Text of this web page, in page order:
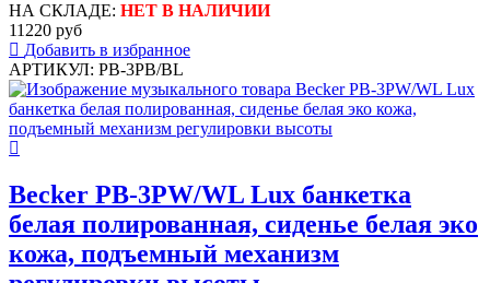
НА СКЛАДЕ: НЕТ В НАЛИЧИИ
11220 руб
Добавить в избранное
АРТИКУЛ: PB-3PB/BL
Becker PB-3PW/WL Lux банкетка
белая полированная, сиденье белая эко
кожа, подъемный механизм